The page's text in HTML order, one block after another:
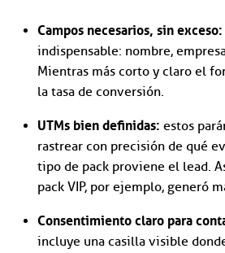
Campos necesarios, sin exceso:
indispensable: nombre,
Mientras más corto y claro el
la tasa de conversión.
UTMs bien definidas: estos
rastrear con precisión de qué
tipo de pack proviene el lead.
pack VIP, por ejemplo, generó
Consentimiento claro para
incluye una casilla visible